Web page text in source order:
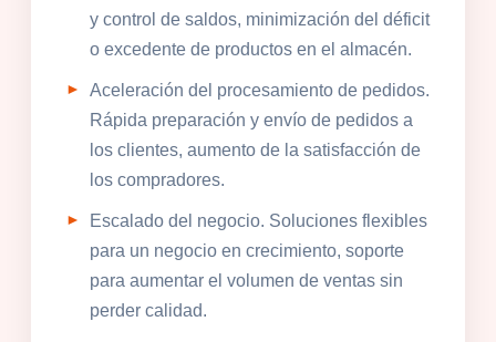
y control de saldos, minimización del déficit
o excedente de productos en el almacén.
Aceleración del procesamiento de pedidos.
Rápida preparación y envío de pedidos a
los clientes, aumento de la satisfacción de
los compradores.
Escalado del negocio. Soluciones flexibles
para un negocio en crecimiento, soporte
para aumentar el volumen de ventas sin
perder calidad.